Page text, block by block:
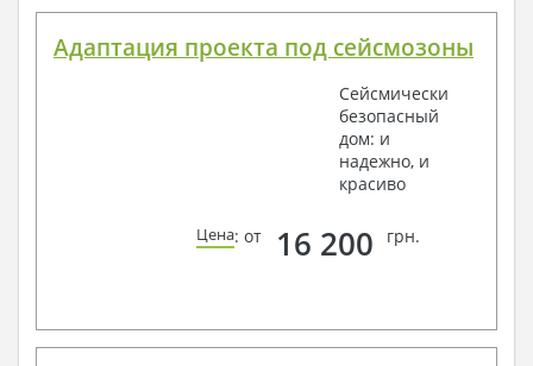
Адаптация проекта под сейсмозоны
Сейсмически
безопасный
дом: и
надежно, и
красиво
Цена: от 16 200 грн.